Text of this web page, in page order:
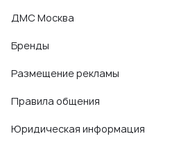
ДМС Москва
Бренды
Размещение рекламы
Правила общения
Юридическая информация